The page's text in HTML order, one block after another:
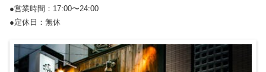
●営業時間：17:00〜24:00
●定休日：無休